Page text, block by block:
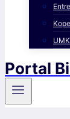
Portal